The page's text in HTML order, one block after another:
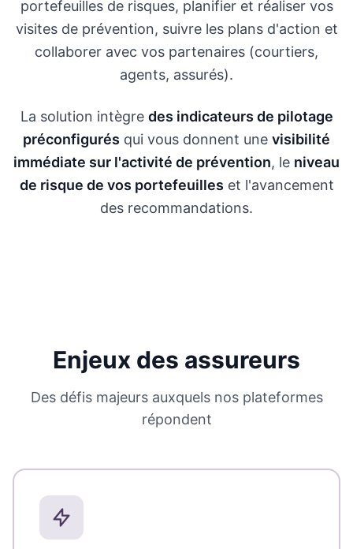
portefeuilles de risques, planifier et réaliser vos
visites de prévention, suivre les plans d'action et
collaborer avec vos partenaires (courtiers,
agents, assurés).
La solution intègre des indicateurs de pilotage
préconfigurés qui vous donnent une visibilité
immédiate sur l'activité de prévention, le niveau
de risque de vos portefeuilles et l'avancement
des recommandations.
Enjeux des assureurs
Des défis majeurs auxquels nos plateformes
répondent